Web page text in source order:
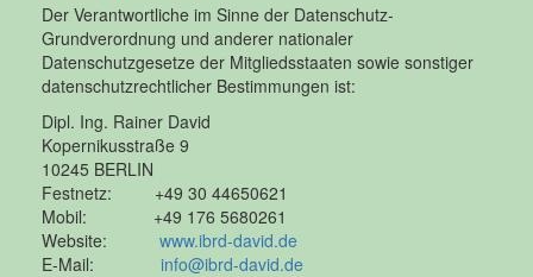
Der Verantwortliche im Sinne der Datenschutz-
Grundverordnung und anderer nationaler
Datenschutzgesetze der Mitgliedsstaaten sowie sonstiger
datenschutzrechtlicher Bestimmungen ist:
Dipl. Ing. Rainer David
Kopernikusstraße 9
10245 BERLIN
Festnetz: +49 30 44650621
Mobil: +49 176 5680261
Website:
www.ibrd-david.de
E-Mail: info@ibrd-david.de